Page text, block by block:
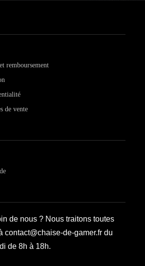
remboursement
de vente
de nous ? Nous traitons toutes
contact@chaise-de-gamer.fr du
de 8h à 18h.